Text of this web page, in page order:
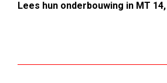
Lees hun onderbouwing in MT 14,